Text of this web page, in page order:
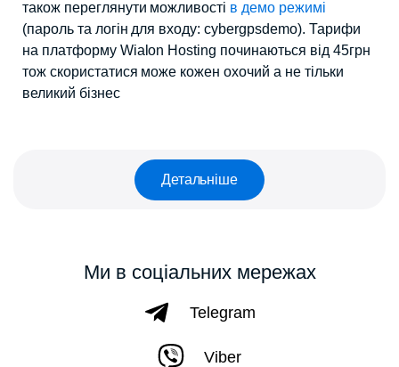
також переглянути можливості в демо режимі
(пароль та логін для входу: cybergpsdemo). Тарифи
на платформу Wialon Hosting починаються від 45грн
тож скористатися може кожен охочий а не тільки
великий бізнес
Детальніше
Ми в соціальних мережах
Telegram
Viber